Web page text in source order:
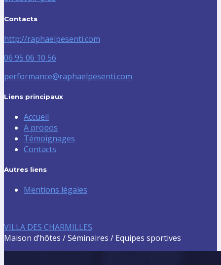
Contacts
http://raphaelpesenti.com
06 95 06 10 56
performance@raphaelpesenti.com
Liens principaux
Accueil
A propos
Témoignages
Contacts
Autres liens
Mentions légales
VILLA DES CHARMILLES
Maison d’hôtes / Séminaires / Equipes sportives